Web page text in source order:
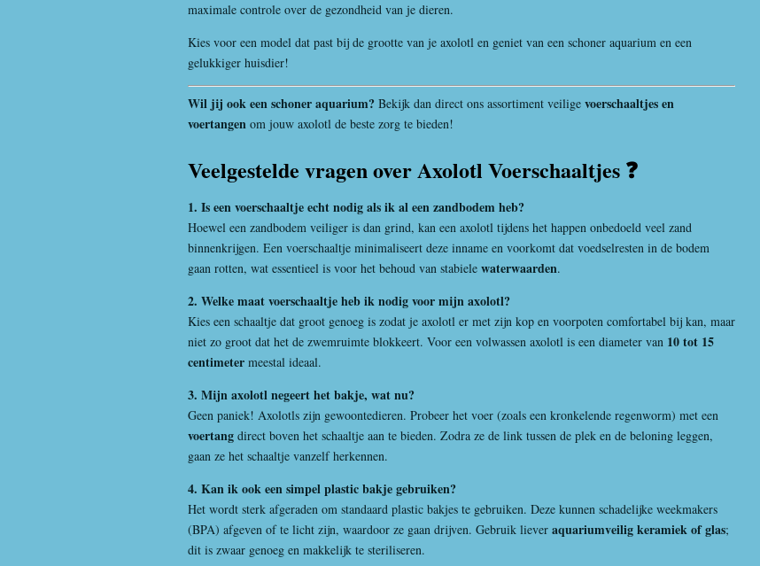
maximale controle over de gezondheid van je dieren.
Kies voor een model dat past bij de grootte van je axolotl en geniet van een schoner aquarium en een
gelukkiger huisdier!
Wil jij ook een schoner aquarium? Bekijk dan direct ons assortiment veilige voerschaaltjes en
voertangen om jouw axolotl de beste zorg te bieden!
Veelgestelde vragen over Axolotl Voerschaaltjes ❓
1. Is een voerschaaltje echt nodig als ik al een zandbodem heb?
Hoewel een zandbodem veiliger is dan grind, kan een axolotl tijdens het happen onbedoeld veel zand
binnenkrijgen. Een voerschaaltje minimaliseert deze inname en voorkomt dat voedselresten in de bodem
gaan rotten, wat essentieel is voor het behoud van stabiele waterwaarden.
2. Welke maat voerschaaltje heb ik nodig voor mijn axolotl?
Kies een schaaltje dat groot genoeg is zodat je axolotl er met zijn kop en voorpoten comfortabel bij kan, maar
niet zo groot dat het de zwemruimte blokkeert. Voor een volwassen axolotl is een diameter van 10 tot 15
centimeter meestal ideaal.
3. Mijn axolotl negeert het bakje, wat nu?
Geen paniek! Axolotls zijn gewoontedieren. Probeer het voer (zoals een kronkelende regenworm) met een
voertang direct boven het schaaltje aan te bieden. Zodra ze de link tussen de plek en de beloning leggen,
gaan ze het schaaltje vanzelf herkennen.
4. Kan ik ook een simpel plastic bakje gebruiken?
Het wordt sterk afgeraden om standaard plastic bakjes te gebruiken. Deze kunnen schadelijke weekmakers
(BPA) afgeven of te licht zijn, waardoor ze gaan drijven. Gebruik liever aquariumveilig keramiek of glas;
dit is zwaar genoeg en makkelijk te steriliseren.